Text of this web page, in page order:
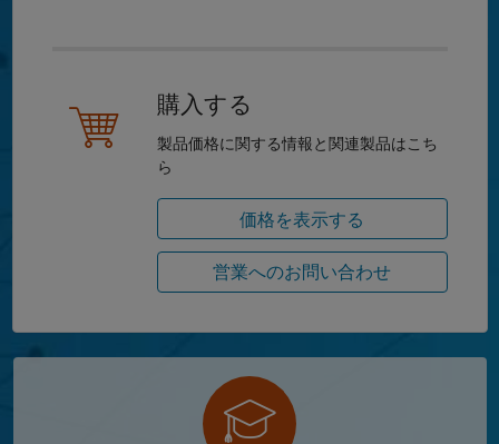
購入する
製品価格に関する情報と関連製品はこち
ら
価格を表示する
営業へのお問い合わせ